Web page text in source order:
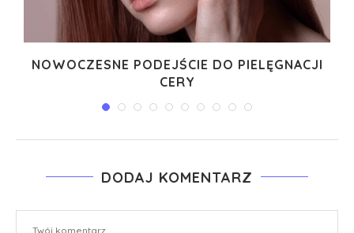
NOWOCZESNE PODEJŚCIE DO PIELĘGNACJI
CERY
DODAJ KOMENTARZ